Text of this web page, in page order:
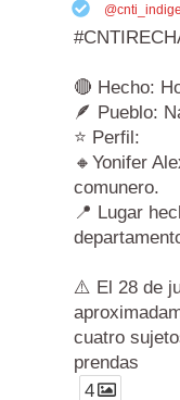
🔴 Hecho:
🪶 Pueblo:
⭐ Perfil:
🔸Yonifer
comunero.
📍 Lugar
⚠️ El 28 de
cuatro
prendas
4